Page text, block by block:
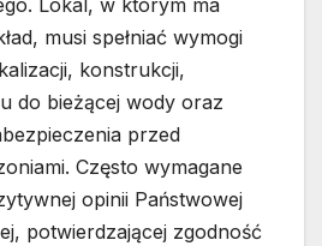
Lokal, w którym ma
musi spełniać wymogi
konstrukcji,
do bieżącej wody oraz
przed
Często wymagane
opinii Państwowej
potwierdzającej zgodność